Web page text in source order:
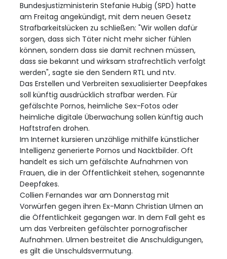
Bundesjustizministerin Stefanie Hubig (SPD) hatte
am Freitag angekündigt, mit dem neuen Gesetz
Strafbarkeitslücken zu schließen: "Wir wollen dafür
sorgen, dass sich Täter nicht mehr sicher fühlen
können, sondern dass sie damit rechnen müssen,
dass sie bekannt und wirksam strafrechtlich verfolgt
werden", sagte sie den Sendern RTL und ntv.
Das Erstellen und Verbreiten sexualisierter Deepfakes
soll künftig ausdrücklich strafbar werden. Für
gefälschte Pornos, heimliche Sex-Fotos oder
heimliche digitale Überwachung sollen künftig auch
Haftstrafen drohen.
Im Internet kursieren unzählige mithilfe künstlicher
Intelligenz generierte Pornos und Nacktbilder. Oft
handelt es sich um gefälschte Aufnahmen von
Frauen, die in der Öffentlichkeit stehen, sogenannte
Deepfakes.
Collien Fernandes war am Donnerstag mit
Vorwürfen gegen ihren Ex-Mann Christian Ulmen an
die Öffentlichkeit gegangen war. In dem Fall geht es
um das Verbreiten gefälschter pornografischer
Aufnahmen. Ulmen bestreitet die Anschuldigungen,
es gilt die Unschuldsvermutung.